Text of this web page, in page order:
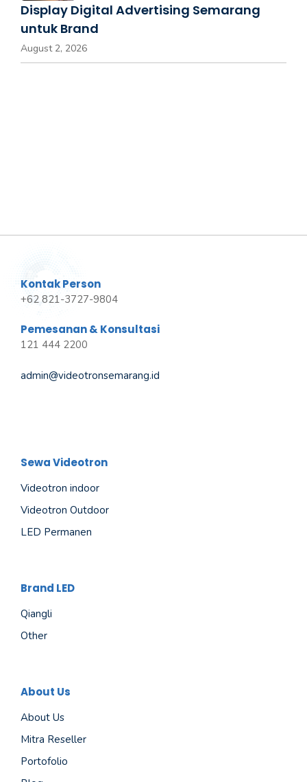
Display Digital Advertising Semarang
untuk Brand
August 2, 2026
Kontak Person
+62 821-3727-9804
Pemesanan & Konsultasi
121 444 2200
admin@videotronsemarang.id
Sewa Videotron
Videotron indoor
Videotron Outdoor
LED Permanen
Brand LED
Qiangli
Other
About Us
About Us
Mitra Reseller
Portofolio